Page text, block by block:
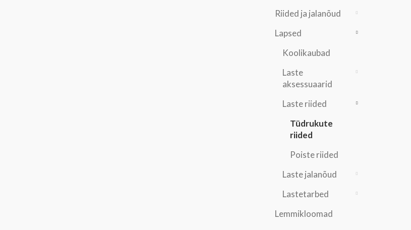
Riided ja jalanõud
Lapsed
Koolikaubad
Laste
aksessuaarid
Laste riided
Tüdrukute
riided
Poiste riided
Laste jalanõud
Lastetarbed
Lemmikloomad